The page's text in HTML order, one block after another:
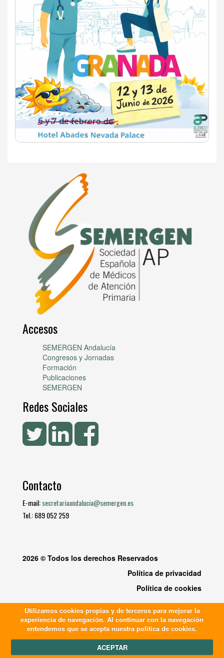
Accesos
SEMERGEN Andalucía
Congresos y Jornadas
Formación
Publicaciones
SEMERGEN
Redes Sociales
Contacto
E-mail:secretariaandalucia@semergen.es
Tel.: 689 052 259
2026 © Todos los derechos Reservados
Política de privacidad
Política de cookies
Utilizamos cookies propias y de terceros para mejorar la
experiencia de navegación. Al continuar con la navegación
entendemos que se acepta nuestra política de cookies.
ACEPTAR